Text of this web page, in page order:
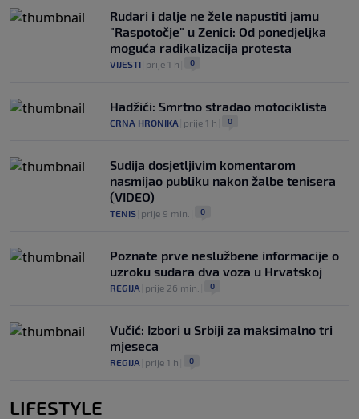
Rudari i dalje ne žele napustiti jamu
"Raspotočje" u Zenici: Od ponedjeljka
moguća radikalizacija protesta
VIJESTI prije 1 h 0
Hadžići: Smrtno stradao motociklista
CRNA HRONIKA prije 1 h 0
Sudija dosjetljivim komentarom
nasmijao publiku nakon žalbe tenisera
(VIDEO)
TENIS prije 9 min. 0
Poznate prve neslužbene informacije o
uzroku sudara dva voza u Hrvatskoj
REGIJA prije 26 min. 0
Vučić: Izbori u Srbiji za maksimalno tri
mjeseca
REGIJA prije 1 h 0
LIFESTYLE